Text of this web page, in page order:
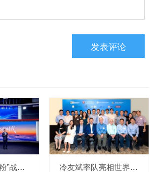
飞鹤发布“鲜奶粉”战略，以原料自产引领行业迈入“鲜奶粉时代” 冷友斌率队亮相世界级学术峰会：飞鹤作为唯一企业方出席，分享“全龄营养” 最新布局